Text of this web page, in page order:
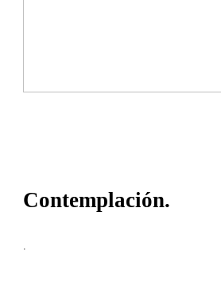
Contemplación.
.